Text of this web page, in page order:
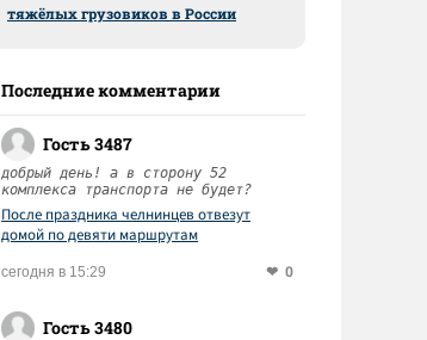
тяжёлых грузовиков в России
Последние комментарии
Гость 3487
добрый день! а в сторону 52
комплекса транспорта не будет?
После праздника челнинцев отвезут
домой по девяти маршрутам
сегодня в 15:29 0
Гость 3480